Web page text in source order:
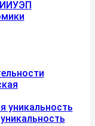
уникальность